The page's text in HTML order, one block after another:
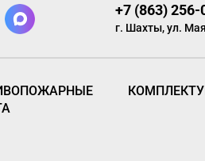
+7 (863) 256-
г. Шахты, ул.